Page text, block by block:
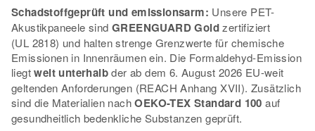
Schadstoffgeprüft und emissionsarm: Unsere PET-
Akustikpaneele sind GREENGUARD Goldzertifiziert
(UL 2818) und halten strenge Grenzwerte für chemische
Emissionen in Innenräumen ein. Die Formaldehyd-Emission
liegtweit unterhalbder ab dem 6. August 2026 EU-weit
geltenden Anforderungen (REACH Anhang XVII). Zusätzlich
sind die Materialien nachOEKO-TEX Standard 100 auf
gesundheitlich bedenkliche Substanzen geprüft.